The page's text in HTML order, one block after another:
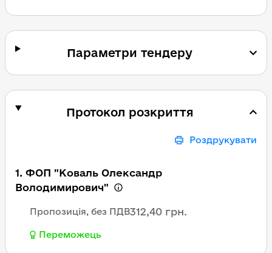
Параметри тендеру
Протокол розкриття
Роздрукувати
1. ФОП "Коваль Олександр
Володимирович"
Пропозиція, без ПДВ312,40 грн.
Переможець